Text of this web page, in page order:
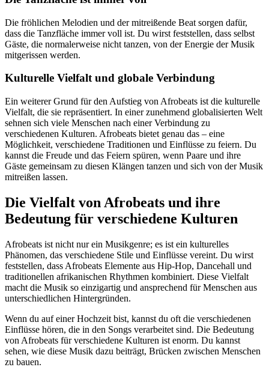
Die fröhlichen Melodien und der mitreißende Beat sorgen dafür,
dass die Tanzfläche immer voll ist. Du wirst feststellen, dass selbst
Gäste, die normalerweise nicht tanzen, von der Energie der Musik
mitgerissen werden.
Kulturelle Vielfalt und globale Verbindung
Ein weiterer Grund für den Aufstieg von Afrobeats ist die kulturelle
Vielfalt, die sie repräsentiert. In einer zunehmend globalisierten Welt
sehnen sich viele Menschen nach einer Verbindung zu
verschiedenen Kulturen. Afrobeats bietet genau das – eine
Möglichkeit, verschiedene Traditionen und Einflüsse zu feiern. Du
kannst die Freude und das Feiern spüren, wenn Paare und ihre
Gäste gemeinsam zu diesen Klängen tanzen und sich von der Musik
mitreißen lassen.
Die Vielfalt von Afrobeats und ihre
Bedeutung für verschiedene Kulturen
Afrobeats ist nicht nur ein Musikgenre; es ist ein kulturelles
Phänomen, das verschiedene Stile und Einflüsse vereint. Du wirst
feststellen, dass Afrobeats Elemente aus Hip-Hop, Dancehall und
traditionellen afrikanischen Rhythmen kombiniert. Diese Vielfalt
macht die Musik so einzigartig und ansprechend für Menschen aus
unterschiedlichen Hintergründen.
Wenn du auf einer Hochzeit bist, kannst du oft die verschiedenen
Einflüsse hören, die in den Songs verarbeitet sind. Die Bedeutung
von Afrobeats für verschiedene Kulturen ist enorm. Du kannst
sehen, wie diese Musik dazu beiträgt, Brücken zwischen Menschen
zu bauen.